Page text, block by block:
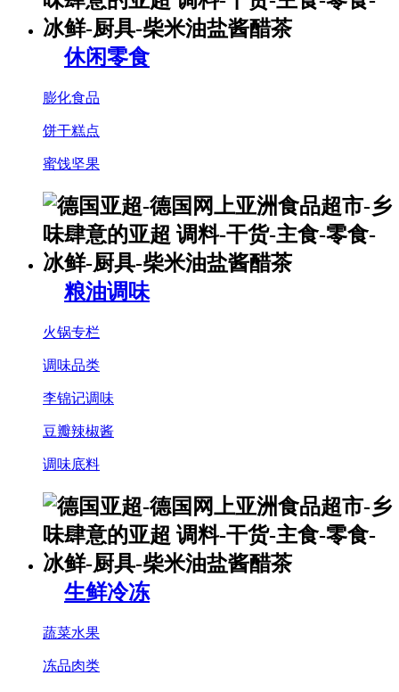
休闲零食
膨化食品
饼干糕点
蜜饯坚果
粮油调味
火锅专栏
调味品类
李锦记调味
豆瓣辣椒酱
调味底料
生鲜冷冻
蔬菜水果
冻品肉类